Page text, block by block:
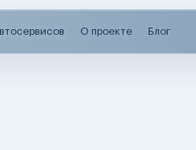
О проекте Блог